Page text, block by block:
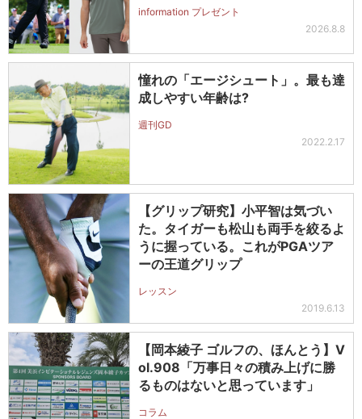
information プレゼント
2026.8.8
憧れの「エージシュート」。最も達
成しやすい年齢は?
週刊GD
2022.2.17
【グリップ研究】小平智は気づい
た。タイガーも松山も両手を絞るよ
うに握っている。これがPGAツア
ーの王道グリップ
レッスン
2019.6.13
【岡本綾子 ゴルフの、ほんとう】V
ol.908「万事日々の積み上げに勝
るものはないと思っています」
コラム